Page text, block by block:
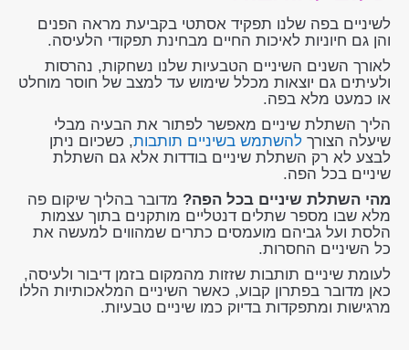
לשיניים בפה שלנו תפקיד אסתטי בקביעת מראה הפנים
והן גם חיוניות לאיכות החיים מבחינת תפקודי הלעיסה.
לאורך השנים השיניים הטבעיות שלנו נשחקות, נהרסות
ולעיתים גם יוצאות מכלל שימוש עד למצב של חוסר מוחלט
או כמעט מלא בפה.
הליך השתלת שיניים מאפשר לפתור את הבעיה מבלי
שיעלה הצורך להשתמש בשיניים תותבות, כשכיום ניתן
לבצע לא רק השתלת שיניים בודדות אלא גם השתלת
שיניים בכל הפה.
מהי השתלת שיניים בכל הפה? מדובר בהליך שיקום פה
מלא שבו מספר שתלים דנטליים מותקנים בתוך עצמות
הלסת ועל גביהם מועמסים כתרים שמהווים למעשה את
כל השיניים החסרות.
לעומת שיניים תותבות שזזות מהמקום בזמן דיבור ולעיסה,
כאן מדובר בפתרון קבוע, כאשר השיניים המלאכותיות הללו
מרגישות ומתפקדות בדיוק כמו שיניים טבעיות.